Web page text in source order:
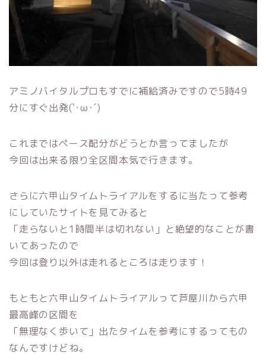
アミノバイタルプロもすでに補給済みですので5時49
分にすぐ出発(`･ω･´)
これまではペース配分がどうとか言ってましたが
今回は出来る限り全区間本気で行きます。
さらに六甲山タイムトライアルをするに当たって参考
にしていたサイトを見てみると
「走らないと1時間半は切れない」と絶望的なことが書
いてあったので
今回は登り以外は走れるところは走ります！
もともと六甲山タイムトライアルって芦屋川から六甲
最高峰の区間を
「無理なく歩いて」出たタイムを参考にするってもの
なんですけどね。